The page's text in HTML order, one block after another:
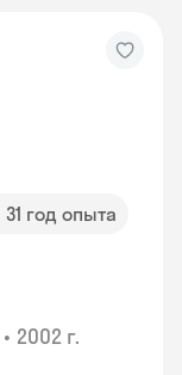
31 год опыта
• 2002 г.